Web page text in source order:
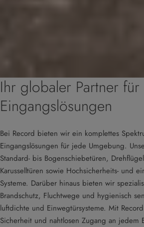
Ihr globaler Partner für
Eingangslösungen
Bei Record bieten wir ein komplettes
Eingangslösungen für jede Umgebung.
Standard- bis Bogenschiebetüren,
Karusselltüren sowie Hochsicherheits- und
Systeme. Darüber hinaus bieten wir
Brandschutz, Fluchtwege und hygienisch
luftdichte und Einwegtürsysteme. Mit
Sicherheit und nahtlosen Zugang an jedem